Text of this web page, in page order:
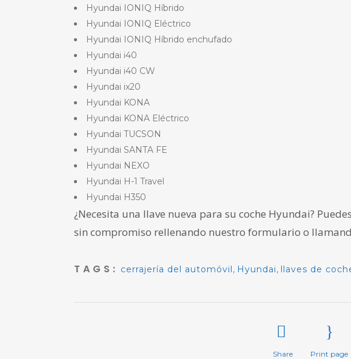
Hyundai IONIQ Híbrido
Hyundai IONIQ Eléctrico
Hyundai IONIQ Híbrido enchufado
Hyundai i40
Hyundai i40 CW
Hyundai ix20
Hyundai KONA
Hyundai KONA Eléctrico
Hyundai TUCSON
Hyundai SANTA FE
Hyundai NEXO
Hyundai H-1 Travel
Hyundai H350
¿Necesita una llave nueva para su coche Hyundai?
sin compromiso rellenando nuestro formulario o
TAGS: cerrajería del automóvil, Hyundai, llaves de
Share Print page